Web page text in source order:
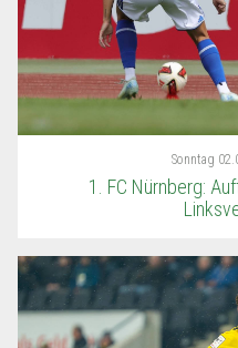
Sonntag
1. FC Nürnberg: